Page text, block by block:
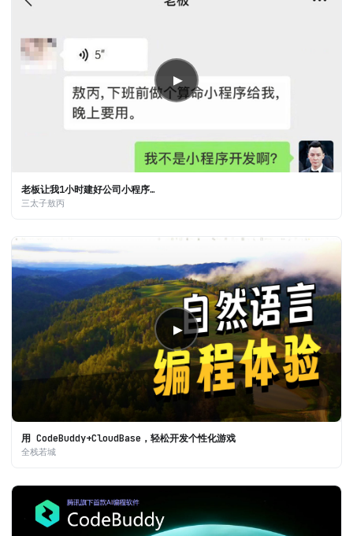
▶
老板让我1小时建好公司小程序…
三太子敖丙
▶
用 CodeBuddy+CloudBase，轻松开发个性化游戏
全栈若城